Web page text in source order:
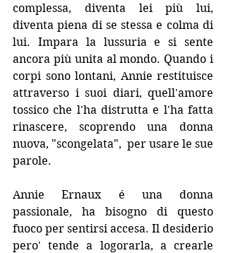
complessa, diventa lei più lui,
diventa piena di se stessa e colma di
lui. Impara la lussuria e si sente
ancora più unita al mondo. Quando i
corpi sono lontani, Annie restituisce
attraverso i suoi diari, quell'amore
tossico che l'ha distrutta e l'ha fatta
rinascere, scoprendo una donna
nuova, "scongelata",  per usare le sue
parole.
Annie Ernaux é una donna
passionale, ha bisogno di questo
fuoco per sentirsi accesa. Il desiderio
pero' tende a logorarla, a crearle